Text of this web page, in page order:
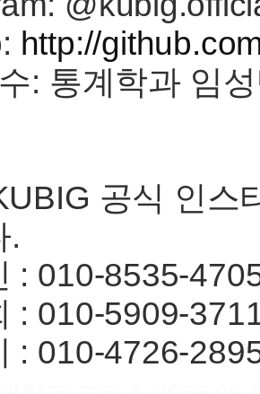
http://
: 통계학과 임
공식 인스
.
: 010-8535-
: 010-5909-
: 010-4726-